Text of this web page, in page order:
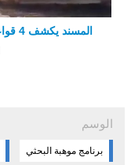
المسند يكشف 4 قواعد أساسية للسلامة أثناء سحب السيارات
الوسم
برنامج موهبة البحثي